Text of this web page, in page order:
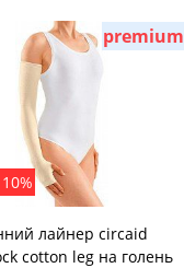
premium
лайнер circaid
cotton leg на голень